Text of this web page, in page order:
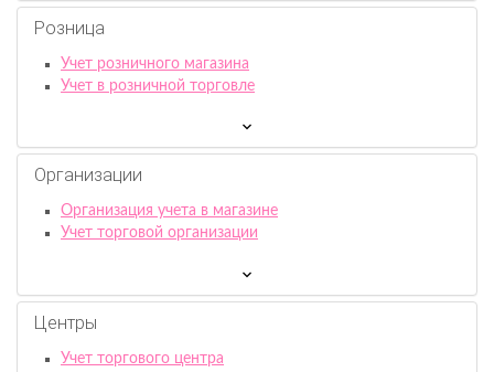
Розница
Учет розничного магазина
Учет в розничной торговле
Организации
Организация учета в магазине
Учет торговой организации
Центры
Учет торгового центра